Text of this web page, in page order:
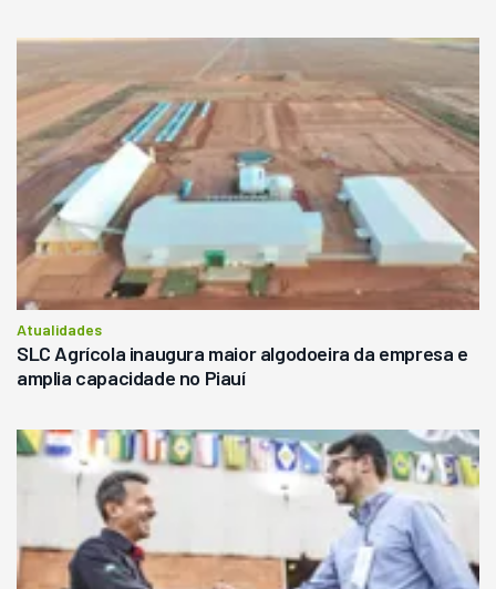
Atualidades
SLC Agrícola inaugura maior algodoeira da empresa e
amplia capacidade no Piauí